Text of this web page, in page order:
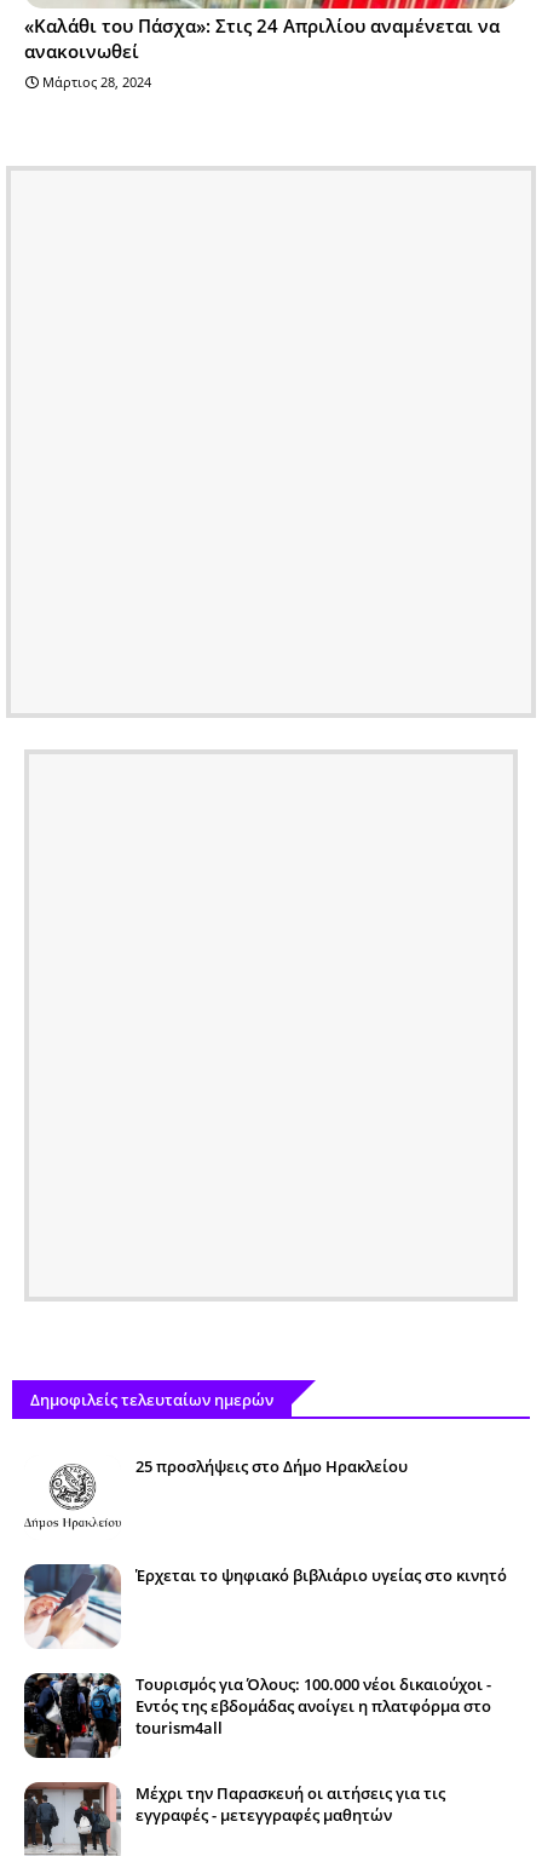
«Καλάθι του Πάσχα»: Στις 24 Απριλίου αναμένεται να
ανακοινωθεί
Μάρτιος 28, 2024
Δημοφιλείς τελευταίων ημερών
25 προσλήψεις στο Δήμο Ηρακλείου
Έρχεται το ψηφιακό βιβλιάριο υγείας στο κινητό
Τουρισμός για Όλους: 100.000 νέοι δικαιούχοι -
Εντός της εβδομάδας ανοίγει η πλατφόρμα στο
tourism4all
Μέχρι την Παρασκευή οι αιτήσεις για τις
εγγραφές - μετεγγραφές μαθητών